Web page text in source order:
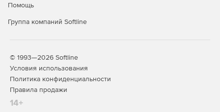
Помощь
Группа компаний Softline
© 1993—2026 Softline
Условия использования
Политика конфиденциальности
Правила продажи
14+